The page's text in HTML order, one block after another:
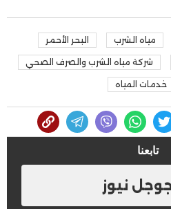
مياه الشرب البحر الأحمر
شركة مياه الشرب والصرف الصحي
خدمات المياه
تابعنا
نيوز